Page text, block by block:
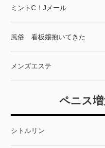
ミントC！Jメール
風俗 看板嬢抱いてきた
メンズエステ
ペニス
シトルリン